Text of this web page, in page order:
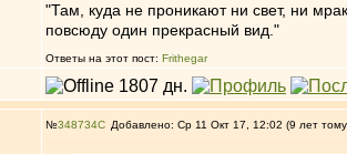
"Там, куда не проникают ни свет, ни
повсюду один прекрасный вид."
Ответы на этот пост: Frithegar
№348734 Добавлено: Ср 11 Окт 17, 12:02 (9 лет